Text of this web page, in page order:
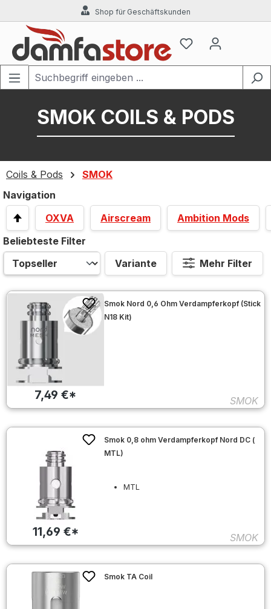
Zum Hauptinhalt springenShop für Geschäftskunden
SMOK COILS & PODS
Coils & Pods
SMOK
Navigation
OXVA
Airscream
Ambition Mods
Beliebteste Filter
Variante
Mehr Filter
7,49 €*
Smok Nord 0,6 Ohm Verdampferkopf (Stick
N18 Kit)
SMOK
11,69 €*
Smok 0,8 ohm Verdampferkopf Nord DC (
MTL)
MTL
SMOK
Smok TA Coil